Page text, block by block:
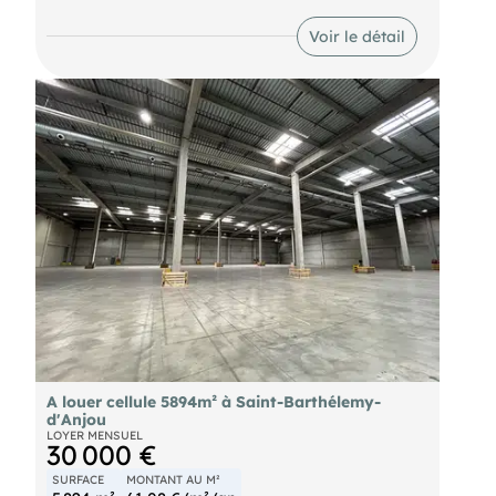
bureaux/showroom, 1000 m² d'atelier, en sus une
mezzanine d'environ 120 m² pour stockage ou
aménagement de bureaux supplémentaires. Le
hauteur sous ferme 6 mètre, 7 mètres sous toiture.
Bardage double peau et toiture isolés. Parking
privatifs clos. Disponibilité : immédiate Loyer
mensuel HT/HC : 6 666 €/HT (+ charges et foncier)
Dépôt de garantie : 2 mois de loyer HT/HC soit
13 332 € Honoraires charge preneur : 25% HT du
loyer annuel HT plus TVA 20 % soit 20 000€ HT
(24 000€ TTC) Les informations sur les risques
auxquels ce bien est exposé sont disponibles sur
le site
Voir le détail
A louer cellule 5894m² à Saint-Barthélemy-
d'Anjou
LOYER MENSUEL
30 000 €
SURFACE MONTANT AU M²